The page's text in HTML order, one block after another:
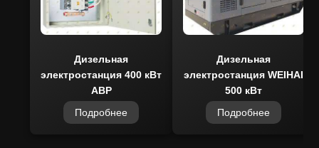
Дизельная
электростанция 400 кВт
АВР
Подробнее
Дизельная
электростанция WEIHAI
500 кВт
Подробнее